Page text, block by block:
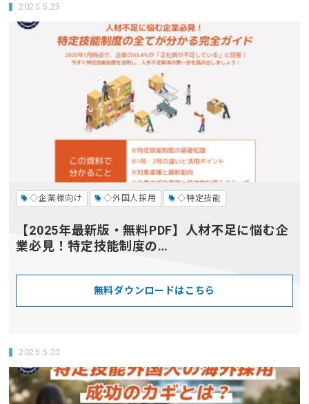
2025.5.23
◇企業様向け ◇外国人採用 ◇特定技能
【2025年最新版・無料PDF】人材不足に悩む企
業必見！特定技能制度の…
無料ダウンロードはこちら
2025.5.23